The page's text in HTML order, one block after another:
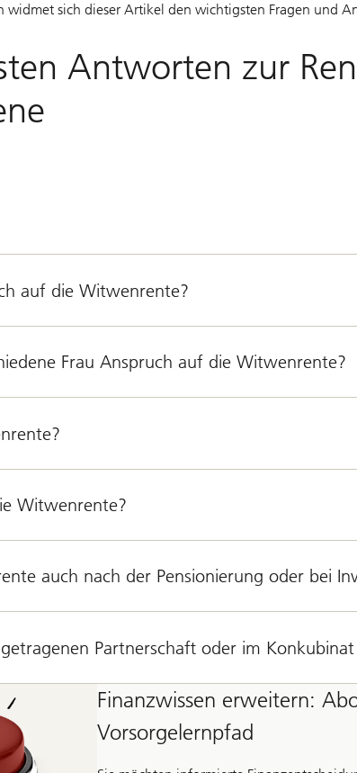
sich dieser Artikel den wichtigsten Fragen und
Antworten zur
auf die Witwenrente?
Frau Anspruch auf die Witwenrente?
Witwenrente?
auch nach der Pensionierung oder bei
Partnerschaft oder im
Finanzwissen erweitern:
Vorsorgelernpfad